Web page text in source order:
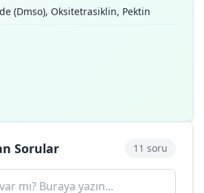
(Dmso), Oksitetrasiklin, Pektin
Sorular 11 soru